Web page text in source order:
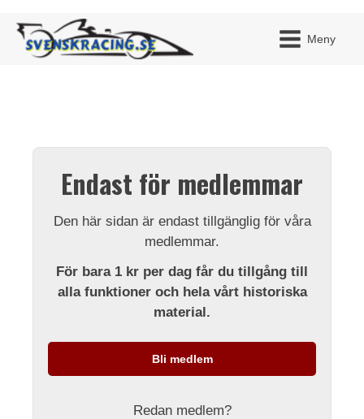
Meny
Endast för medlemmar
Den här sidan är endast tillgänglig för våra
medlemmar.
För bara 1 kr per dag får du tillgång till
alla funktioner och hela vårt historiska
material.
Bli medlem
Redan medlem?